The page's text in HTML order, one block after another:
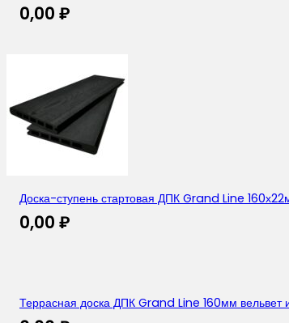
0,00 ₽
Доска-ступень стартовая ДПК Grand Line
0,00 ₽
Террасная доска ДПК Grand Line 160мм